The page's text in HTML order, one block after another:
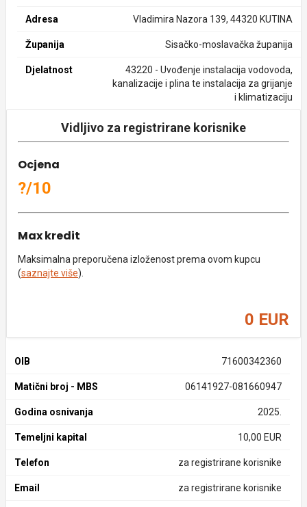
Adresa Vladimira Nazora 139, 44320 KUTINA
Županija Sisačko-moslavačka županija
Djelatnost
43220 - Uvođenje instalacija vodovoda,
kanalizacije i plina te instalacija za grijanje
i klimatizaciju
Vidljivo za registrirane korisnike
Ocjena
?/10
Max kredit
Maksimalna preporučena izloženost prema ovom kupcu
(saznajte više).
0 EUR
OIB 71600342360
Matični broj - MBS 06141927-081660947
Godina osnivanja 2025.
Temeljni kapital 10,00 EUR
Telefon za registrirane korisnike
Email za registrirane korisnike